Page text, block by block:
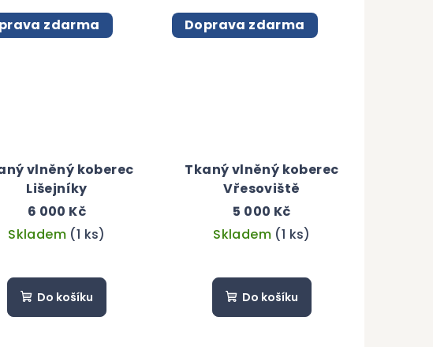
zdarma
vlněný koberec
Lišejníky
6 000 Kč
Skladem (1 ks)
Do košíku
Doprava zdarma
Tkaný vlněný koberec
Vřesoviště
5 000 Kč
Skladem (1 ks)
Do košíku